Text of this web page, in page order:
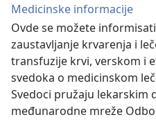
Medicinske informacije
Ovde se možete
zaustavljanje krvarenja i
transfuzije krvi, verskom i
svedoka o medicinskom
Svedoci pružaju lekarskim
međunarodne mreže